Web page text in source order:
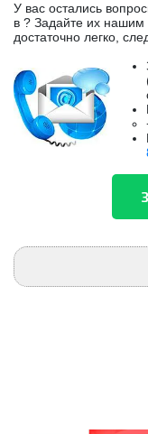
У вас остались
в ? Задайте их
достаточно легко,